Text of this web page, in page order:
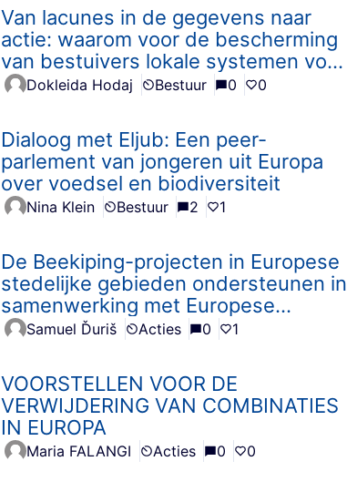
Van lacunes in de gegevens naar
actie: waarom voor de bescherming
van bestuivers lokale systemen voor
monitoring en vroegtijdige
Dokleida Hodaj Bestuur 0 0
Dialoog met Eljub: Een peer-
parlement van jongeren uit Europa
over voedsel en biodiversiteit
Nina Klein Bestuur 2 1
De Beekiping-projecten in Europese
stedelijke gebieden ondersteunen in
samenwerking met Europese
universiteiten en lokale imkers
Samuel Ďuriš Acties 0 1
VOORSTELLEN VOOR DE
VERWIJDERING VAN COMBINATIES
IN EUROPA
Maria FALANGI Acties 0 0